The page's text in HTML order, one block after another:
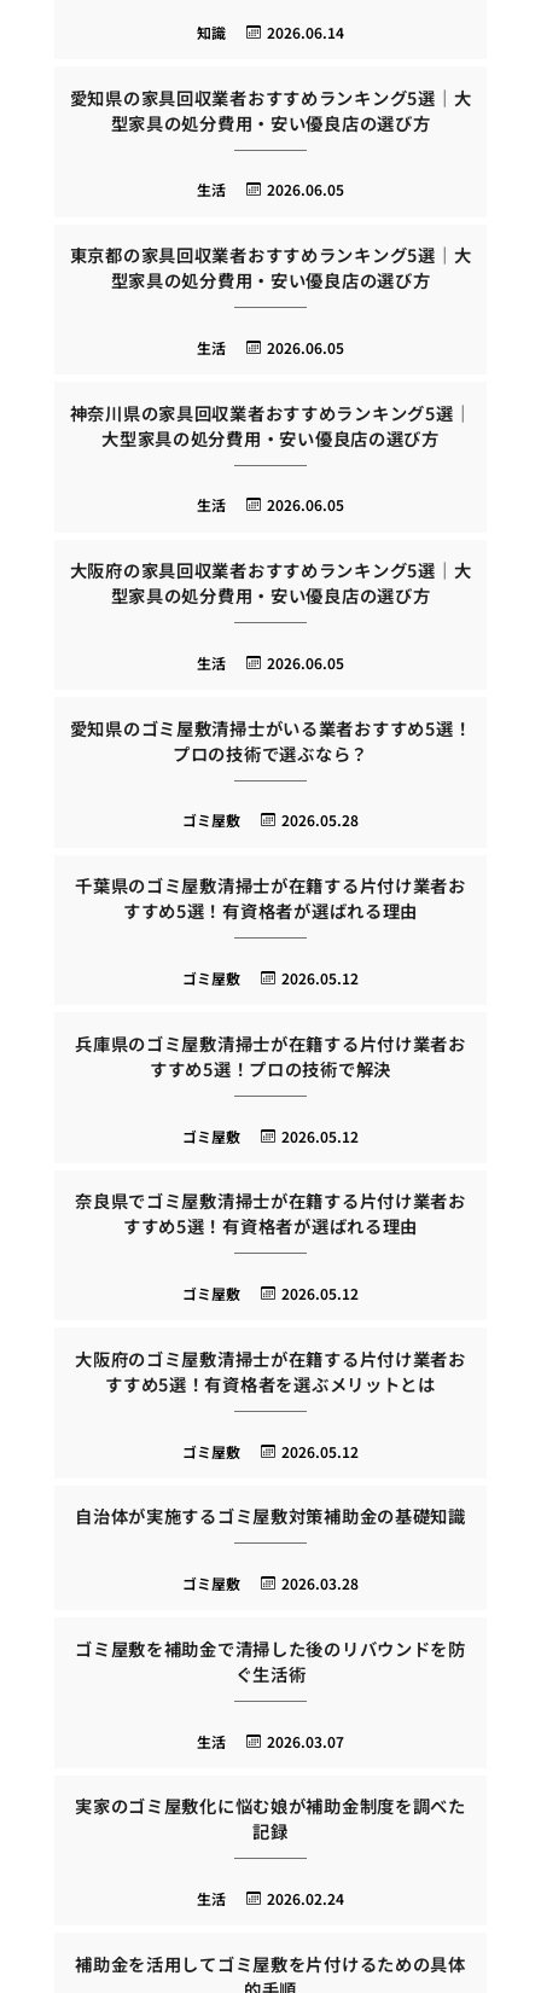
2026.06.14
知識
愛知県の家具回収業者おすすめランキング5選｜大
型家具の処分費用・安い優良店の選び方
2026.06.05
生活
東京都の家具回収業者おすすめランキング5選｜大
型家具の処分費用・安い優良店の選び方
2026.06.05
生活
神奈川県の家具回収業者おすすめランキング5選｜
大型家具の処分費用・安い優良店の選び方
2026.06.05
生活
大阪府の家具回収業者おすすめランキング5選｜大
型家具の処分費用・安い優良店の選び方
2026.06.05
生活
愛知県のゴミ屋敷清掃士がいる業者おすすめ5選！
プロの技術で選ぶなら？
2026.05.28
ゴミ屋敷
千葉県のゴミ屋敷清掃士が在籍する片付け業者お
すすめ5選！有資格者が選ばれる理由
2026.05.12
ゴミ屋敷
兵庫県のゴミ屋敷清掃士が在籍する片付け業者お
すすめ5選！プロの技術で解決
2026.05.12
ゴミ屋敷
奈良県でゴミ屋敷清掃士が在籍する片付け業者お
すすめ5選！有資格者が選ばれる理由
2026.05.12
ゴミ屋敷
大阪府のゴミ屋敷清掃士が在籍する片付け業者お
すすめ5選！有資格者を選ぶメリットとは
2026.05.12
ゴミ屋敷
自治体が実施するゴミ屋敷対策補助金の基礎知識
2026.03.28
ゴミ屋敷
ゴミ屋敷を補助金で清掃した後のリバウンドを防
ぐ生活術
2026.03.07
生活
実家のゴミ屋敷化に悩む娘が補助金制度を調べた
記録
2026.02.24
生活
補助金を活用してゴミ屋敷を片付けるための具体